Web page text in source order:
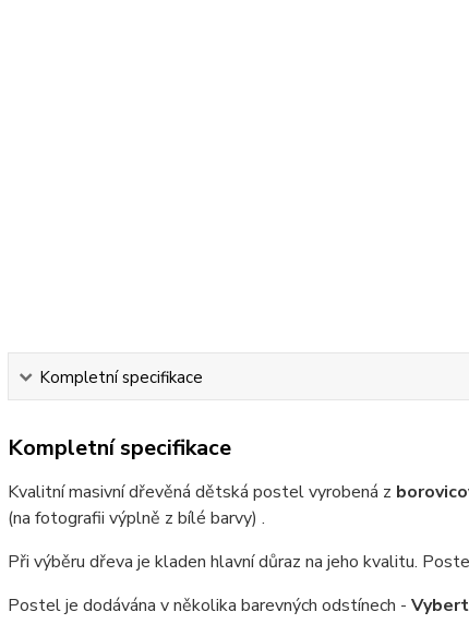
Kompletní specifikace
Kompletní specifikace
Kvalitní masivní dřevěná dětská postel vyrobená z
(na fotografii výplně z bílé barvy) .
Při výběru dřeva je kladen hlavní důraz na jeho kvalitu.
Postel je dodávána v několika barevných odstínech -